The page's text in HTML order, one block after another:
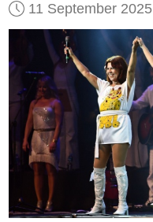
11 September 2025